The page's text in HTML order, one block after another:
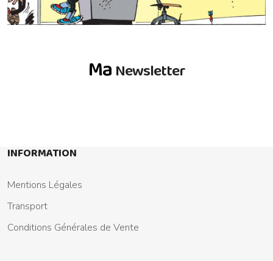
Ma Newsletter
INFORMATION
Mentions Légales
Transport
Conditions Générales de Vente